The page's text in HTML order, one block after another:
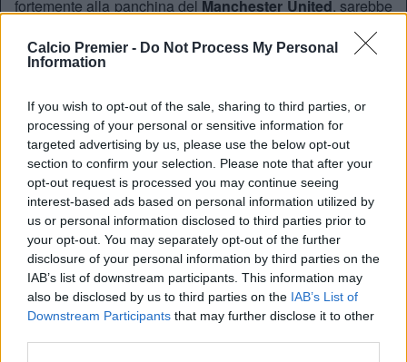
Calcio Premier - Do Not Process My Personal
Information
If you wish to opt-out of the sale, sharing to third parties, or
processing of your personal or sensitive information for
targeted advertising by us, please use the below opt-out
section to confirm your selection. Please note that after your
opt-out request is processed you may continue seeing
interest-based ads based on personal information utilized by
us or personal information disclosed to third parties prior to
your opt-out. You may separately opt-out of the further
disclosure of your personal information by third parties on the
IAB’s list of downstream participants. This information may
also be disclosed by us to third parties on the IAB’s List of
Downstream Participants that may further disclose it to other
fortemente alla panchina del Manchester United, sarebbe
la giovanissima età. Ventinove presenza ed una rete per il
mediano, vero e proprio beniamino dello
la sessione estiva di calciomercato. A riportare la news è
Tuttomercatoweb.com.
REDAZIONE
Twitter: @Calciopremier